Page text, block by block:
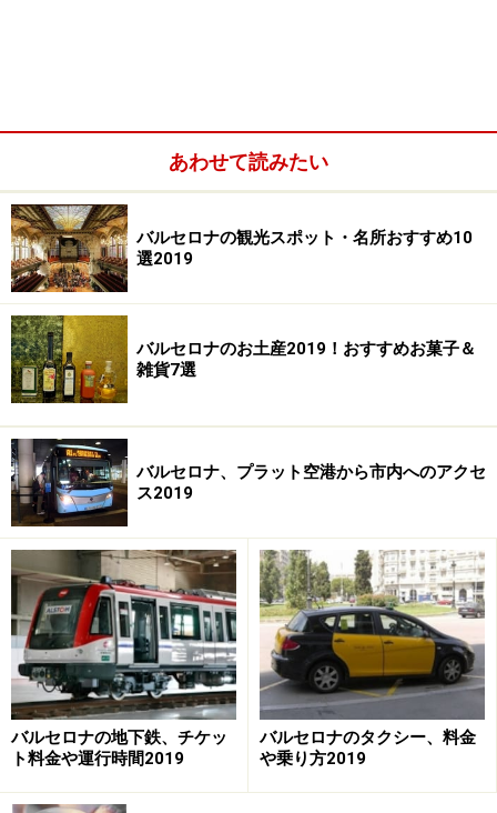
あわせて読みたい
バルセロナの観光スポット・名所おすすめ10
選2019
バルセロナのお土産2019！おすすめお菓子＆
雑貨7選
バルセロナ、プラット空港から市内へのアクセ
ス2019
バルセロナの地下鉄、チケッ
ト料金や運行時間2019
バルセロナのタクシー、料金
や乗り方2019